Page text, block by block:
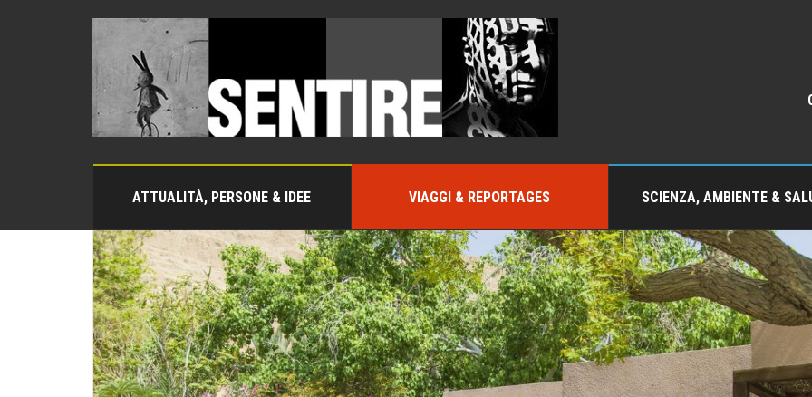
ATTUALITÀ, PERSONE & IDEE VIAGGI & REPORTAGES SCIENZA, AMBIENTE &